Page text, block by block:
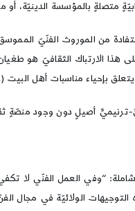
متصلةٍ بالمؤسسة الدينيّة، أو
من الموروث الفنّيّ
هذا الارتباك الثقافيّ هو
بإحياء مناسبات أهل البيت
ترنيميٍّ أصيلٍ دون وجود منصّةٍ
“وفي العمل الفنّي
الولائيّة في مجال